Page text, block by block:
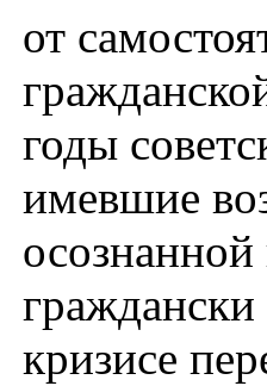
от
годы
имевшие
граждански
кризисе